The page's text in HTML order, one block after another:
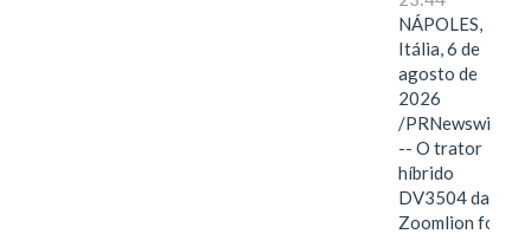
NÁPOLES,
Itália, 6 de
agosto de
2026
/PRNewswire/
-- O trator
híbrido
DV3504 da
Zoomlion foi